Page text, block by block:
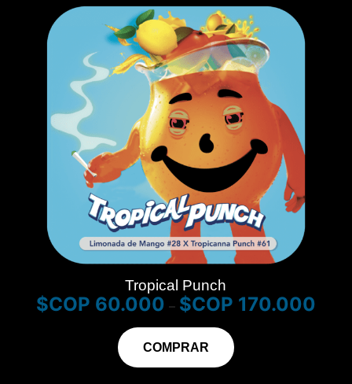
Tropical Punch
$ 60.000 – $ 170.000
COMPRAR